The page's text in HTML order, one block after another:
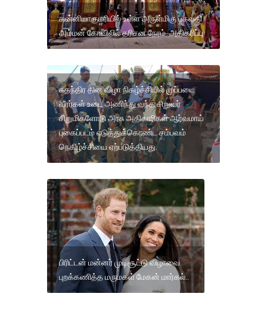
கன்னியாகுமரியில் உள்ள அருள்மிகு பகவதி
அம்மன் கோவிலில் தரிசன நேரம் அதிகரிப்பு
சுதந்திர தின விழா நிகழ்ச்சியில் முப்படை
வீரர்கள் உடை அணிந்து வந்த சிறுவர்
சிறுமிகளோடு அரசு அதிகாரிகள் ஆர்வமாய்
புகைப்படம் எடுத்துக்கொண்ட சம்பவம்
நெகிழ்ச்சியை ஏற்படுத்தியது.
பிரிட்டன் மன்னர் முடிசூட்டு விழாவை
புறக்கணித்த மருமகள் மேகன் மார்கல்..